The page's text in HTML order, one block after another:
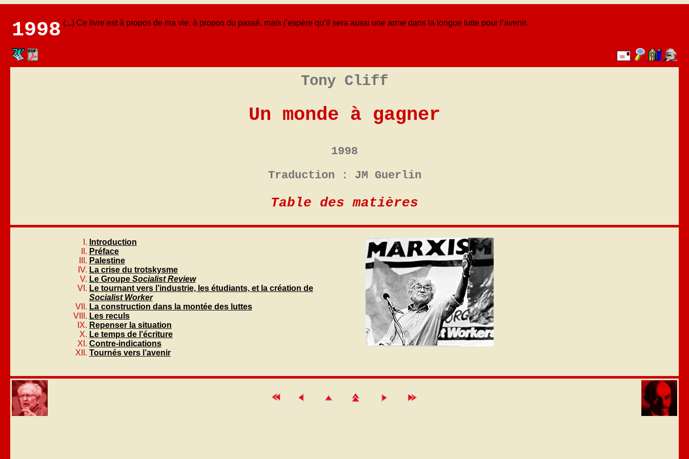
1998 (...) Ce livre est à propos de ma vie, à propos du passé, mais j’espère qu’il sera aussi une arme dans la longue lutte pour l’avenir.
Tony Cliff
Un monde à gagner
1998
Traduction : JM Guerlin
Table des matières
Introduction
Préface
Palestine
La crise du trotskysme
Le Groupe Socialist Review
Le tournant vers l’industrie, les étudiants, et la création de
Socialist Worker
La construction dans la montée des luttes
Les reculs
Repenser la situation
Le temps de l’écriture
Contre-indications
Tournés vers l’avenir